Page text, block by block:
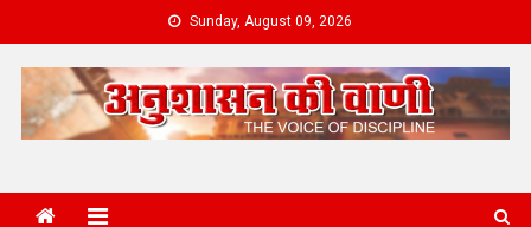
to
content
Sunday, August 09, 2026